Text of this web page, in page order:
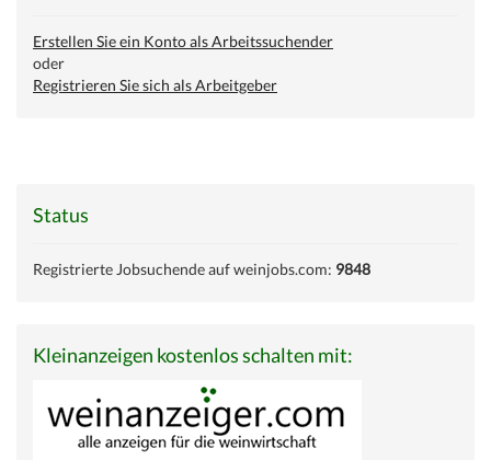
Erstellen Sie ein Konto als Arbeitssuchender
oder
Registrieren Sie sich als Arbeitgeber
Status
Registrierte Jobsuchende auf weinjobs.com: 9848
Kleinanzeigen kostenlos schalten mit: